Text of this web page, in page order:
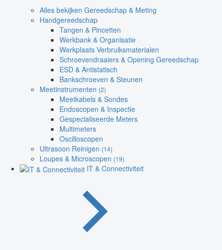
Alles bekijken Gereedschap & Meting
Handgereedschap
Tangen & Pincetten
Werkbank & Organisatie
Werkplaats Verbruiksmaterialen
Schroevendraaiers & Opening Gereedschap
ESD & Antistatisch
Bankschroeven & Steunen
Meetinstrumenten (2)
Meetkabels & Sondes
Endoscopen & Inspectie
Gespecialiseerde Meters
Multimeters
Oscilloscopen
Ultrasoon Reinigen (14)
Loupes & Microscopen (19)
IT & Connectiviteit